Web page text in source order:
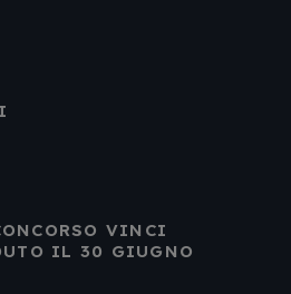
VINCI
IL 30 GIUGNO